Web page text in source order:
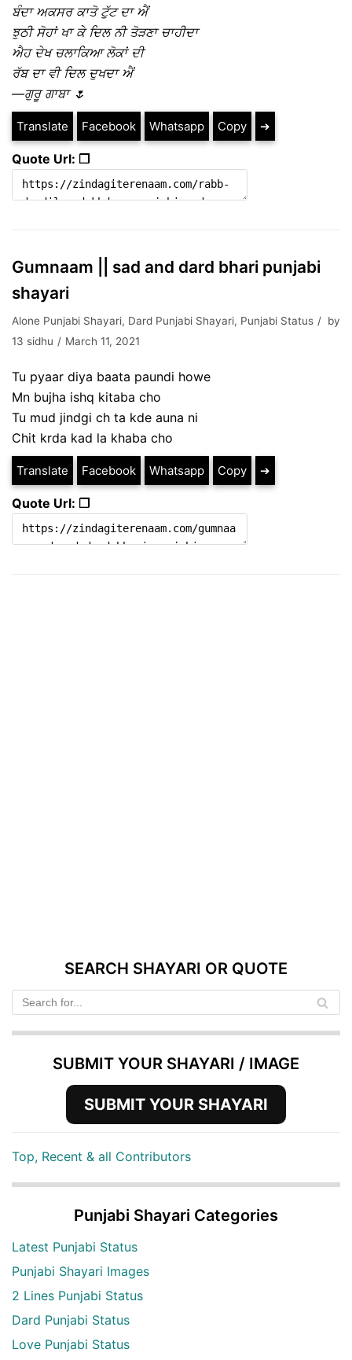
ਬੰਦਾ ਅਕਸਰ ਕਾਤੋ ਟੁੱਟ ਦਾ ਐਂ
ਝੁਠੀ ਸੋਹਾਂ ਖਾ ਕੇ ਦਿਲ ਨੀ ਤੋੜਣਾ ਚਾਹੀਦਾ
ਐਹ ਦੇਖ ਚਲਾਕਿਆ ਲੋਕਾਂ ਦੀ
ਰੱਬ ਦਾ ਵੀ ਦਿਲ ਦੁਖਦਾ ਐਂ
—ਗੁਰੂ ਗਾਬਾ 🌷
Translate Facebook Whatsapp Copy ➔
Quote Url: ❐
Gumnaam || sad and dard bhari punjabi
shayari
Alone Punjabi Shayari, Dard Punjabi Shayari, Punjabi Status
by
13 sidhu
March 11, 2021
Tu pyaar diya baata paundi howe
Mn bujha ishq kitaba cho
Tu mud jindgi ch ta kde auna ni
Chit krda kad la khaba cho
Translate Facebook Whatsapp Copy ➔
Quote Url: ❐
SEARCH SHAYARI OR QUOTE
SUBMIT YOUR SHAYARI / IMAGE
SUBMIT YOUR SHAYARI
Top, Recent & all Contributors
Punjabi Shayari Categories
Latest Punjabi Status
Punjabi Shayari Images
2 Lines Punjabi Status
Dard Punjabi Status
Love Punjabi Status